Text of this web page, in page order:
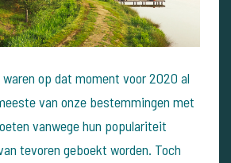
waren op dat moment voor 2020 al
van onze bestemmingen met
vanwege hun populariteit
tevoren geboekt worden. Toch